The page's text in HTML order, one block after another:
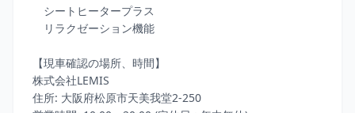
シートヒータープラス
リラクゼーション機能
【現車確認の場所、時間】
株式会社LEMIS
住所: 大阪府松原市天美我堂2-250